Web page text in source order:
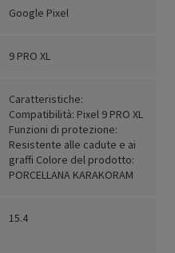
Google Pixel
9 PRO XL
Caratteristiche:
Compatibilità: Pixel 9 PRO XL
Funzioni di protezione:
Resistente alle cadute e ai
graffi Colore del prodotto:
PORCELLANA KARAKORAM
15.4